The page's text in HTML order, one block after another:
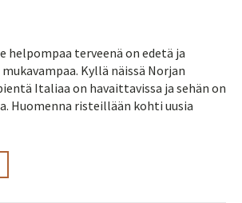
helpompaa terveenä on edetä ja
Kyllä näissä Norjan
Italiaa on havaittavissa ja sehän on
Huomenna risteillään kohti uusia